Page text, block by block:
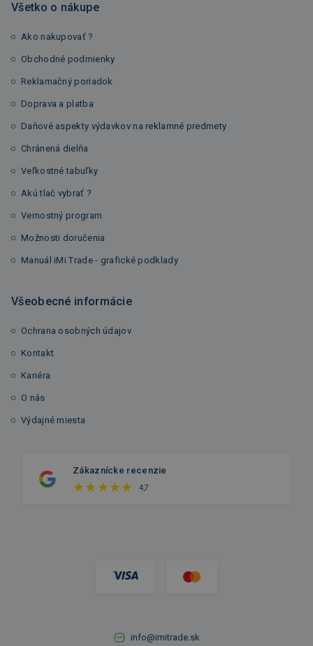
Všetko o nákupe
Ako nakupovať ?
Obchodné podmienky
Reklamačný poriadok
Doprava a platba
Daňové aspekty výdavkov na reklamné predmety
Chránená dielňa
Veľkostné tabuľky
Akú tlač vybrať ?
Vernostný program
Možnosti doručenia
Manuál iMi Trade - grafické podklady
Všeobecné informácie
Ochrana osobných údajov
Kontakt
Kariéra
O nás
Výdajné miesta
Zákaznícke recenzie
4,7
info@imitrade.sk